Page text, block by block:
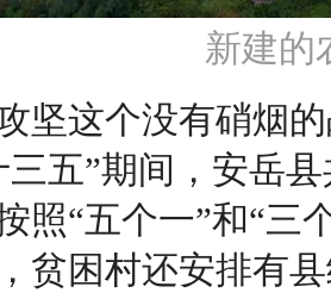
新建的
这个没有硝烟的
三五”期间，安岳
照“五个一”和“三
贫困村还安排有